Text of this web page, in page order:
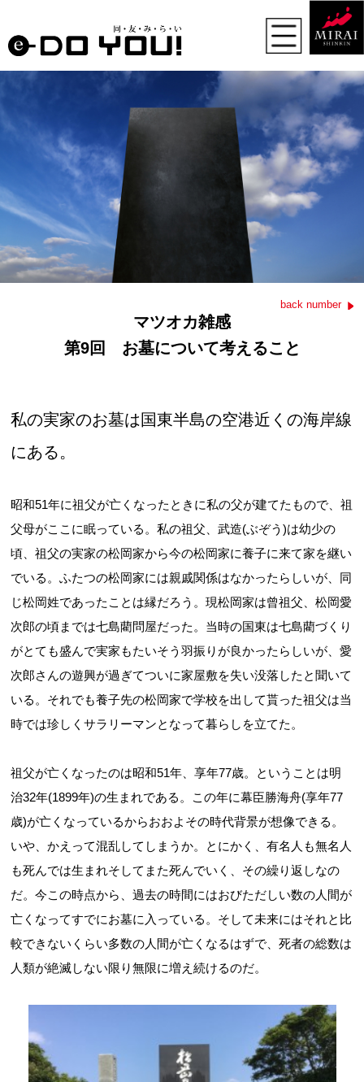
back number
マツオカ雑感
第9回 お墓について考えること
私の実家のお墓は国東半島の空港近くの海岸線
にある。
昭和51年に祖父が亡くなったときに私の父が建てたもので、祖
父母がここに眠っている。私の祖父、武造(ぶぞう)は幼少の
頃、祖父の実家の松岡家から今の松岡家に養子に来て家を継い
でいる。ふたつの松岡家には親戚関係はなかったらしいが、同
じ松岡姓であったことは縁だろう。現松岡家は曾祖父、松岡愛
次郎の頃までは七島藺問屋だった。当時の国東は七島藺づくり
がとても盛んで実家もたいそう羽振りが良かったらしいが、愛
次郎さんの遊興が過ぎてついに家屋敷を失い没落したと聞いて
いる。それでも養子先の松岡家で学校を出して貰った祖父は当
時では珍しくサラリーマンとなって暮らしを立てた。
祖父が亡くなったのは昭和51年、享年77歳。ということは明
治32年(1899年)の生まれである。この年に幕臣勝海舟(享年77
歳)が亡くなっているからおおよその時代背景が想像できる。
いや、かえって混乱してしまうか。とにかく、有名人も無名人
も死んでは生まれそしてまた死んでいく、その繰り返しなの
だ。今この時点から、過去の時間にはおびただしい数の人間が
亡くなってすでにお墓に入っている。そして未来にはそれと比
較できないくらい多数の人間が亡くなるはずで、死者の総数は
人類が絶滅しない限り無限に増え続けるのだ。